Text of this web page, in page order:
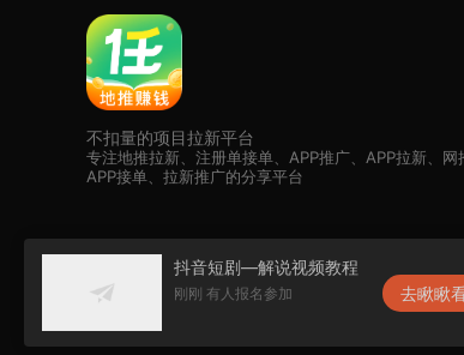
不扣量的项目拉新平台
专注地推拉新、注册单接单、APP推广、APP拉新、网
APP接单、拉新推广的分享平台
抖音短剧—解说视频教程
刚刚 有人报名参加 去瞅瞅
恭喜任推邦升级为